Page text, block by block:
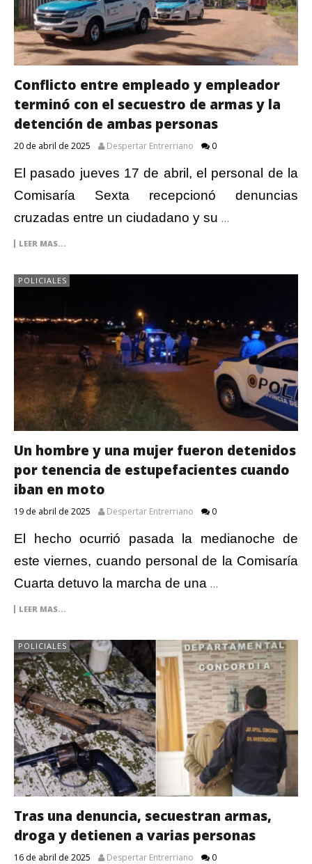
Conflicto entre empleado y empleador
terminó con el secuestro de armas y la
detención de ambas personas
20 de abril de 2025 Despertar Entrerriano 0
El pasado jueves 17 de abril, el personal de la
Comisaría Sexta recepcionó denuncias
cruzadas entre un ciudadano y su …
LEER MAS...
POLICIALES
Un hombre y una mujer fueron detenidos
por tenencia de estupefacientes cuando
iban en moto
19 de abril de 2025 Despertar Entrerriano 0
El hecho ocurrió pasada la medianoche de
este viernes, cuando personal de la Comisaría
Cuarta detuvo la marcha de una …
LEER MAS...
POLICIALES
Tras una denuncia, secuestran armas,
droga y detienen a varias personas
16 de abril de 2025 Despertar Entrerriano 0